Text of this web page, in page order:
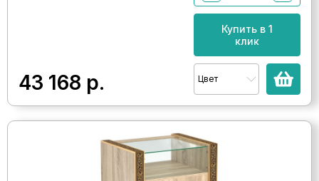
43 168 р.
Купить в 1
клик
Цвет